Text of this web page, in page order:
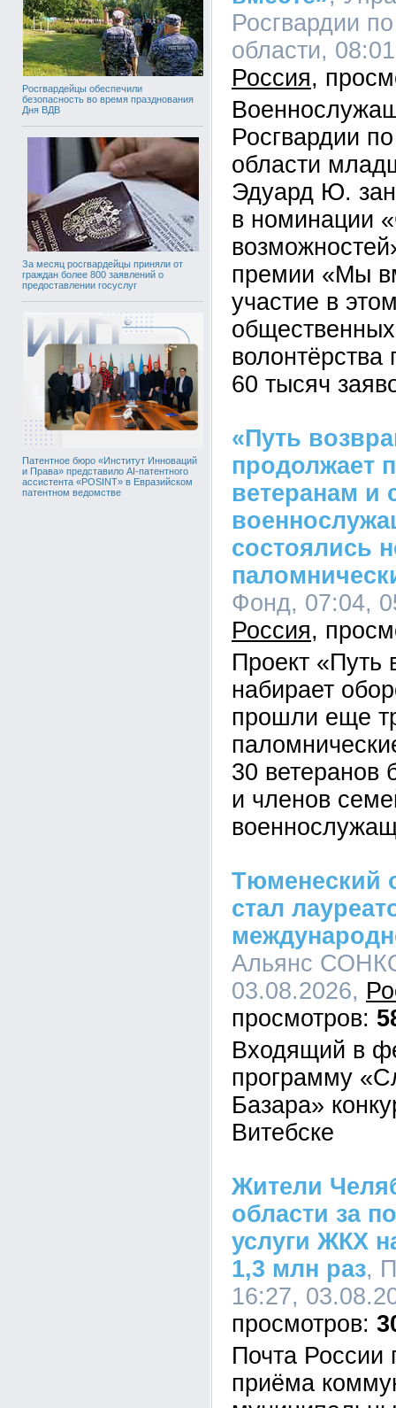
Росгвардейцы обеспечили
безопасность во время празднования
Дня ВДВ
За месяц росгвардейцы приняли от
граждан более 800 заявлений о
предоставлении госуслуг
Патентное бюро «Институт Инноваций
и Права» представило AI-патентного
ассистента «POSINT» в Евразийском
патентном ведомстве
Росгвардии
области,
Россия
Росгвардии
области
Эдуард Ю.
в номинации
премии «Мы
участие в
60 тысяч
«Путь
продолжает
ветеранам и
состоялись
Фонд, 07:04,
Россия
Проект «Путь
набирает
прошли еще
30 ветеранов
и членов
Тюменеский
стал
Альянс
03.08.2026,
Входящий в
программу
Базара»
Витебске
Жители
области за
услуги ЖКХ
1,3 млн раз,
16:27,
Почта России
приёма